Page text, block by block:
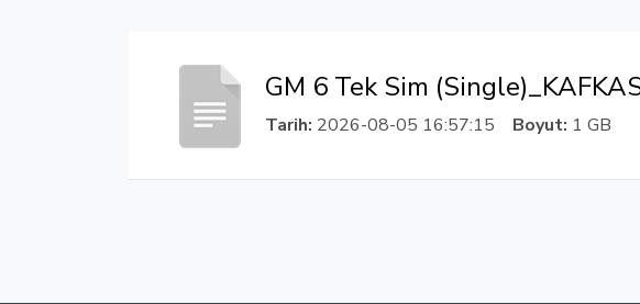
GM 6 Tek Sim
Tarih: 2026-08-05 16:57:15 Boyut: 1 GB